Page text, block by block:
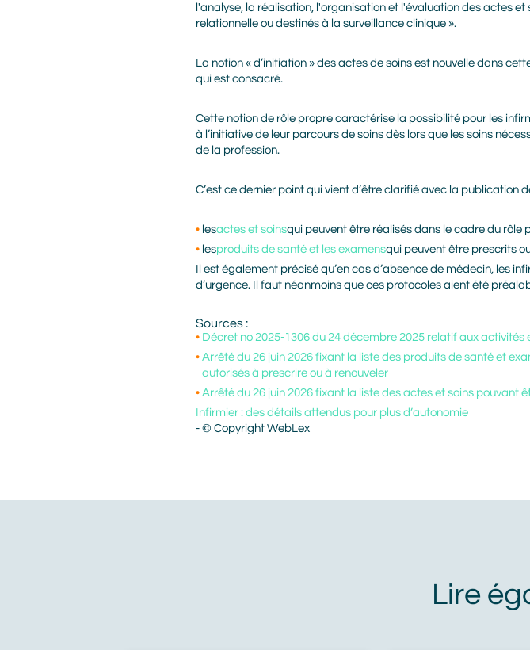
l'analyse, la réalisation, l'organisation et l'évaluation des actes
relationnelle ou destinés à la surveillance clinique ».
La notion « d’initiation » des actes de soins est nouvelle dans
qui est consacré.
Cette notion de rôle propre caractérise la possibilité pour les
à l’initiative de leur parcours de soins dès lors que les soins
de la profession.
C’est ce dernier point qui vient d’être clarifié avec la publication
lesactes et soinsqui peuvent être réalisés dans le cadre du rôle
lesproduits de santé et les examensqui peuvent être prescrits
Il est également précisé qu’en cas d’absence de médecin, les
d’urgence. Il faut néanmoins que ces protocoles aient été
Sources :
Décret no 2025-1306 du 24 décembre 2025 relatif aux
Arrêté du 26 juin 2026 fixant la liste des produits de santé et
autorisés à prescrire ou à renouveler
Arrêté du 26 juin 2026 fixant la liste des actes et soins pouvant
Infirmier : des détails attendus pour plus d’autonomie
- © Copyright WebLex
Adresse mail
En cliquant sur Valider,
des données personnelles
Mozaik m'informe des
services de Alliance Mozaik
que je peux demander à